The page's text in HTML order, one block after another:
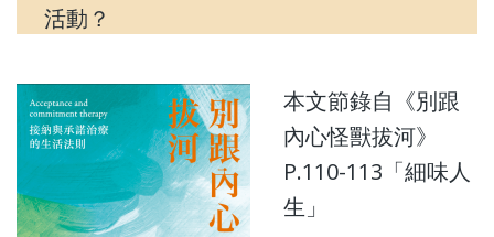
活動？
本文節錄自《別跟
內心怪獸拔河》
P.110-113「細味人
生 」